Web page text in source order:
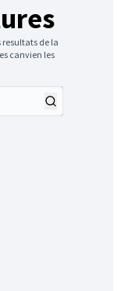
de la
canvien les